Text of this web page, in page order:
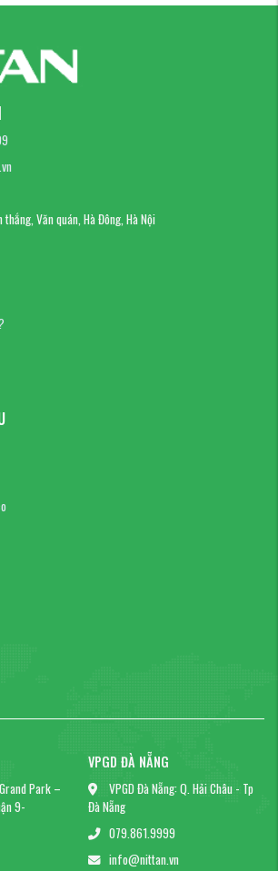
thắng, Văn quán, Hà Đông, Hà Nội
Park –
9-
VPGD ĐÀ NẴNG
VPGD Đà Nẵng: Q. Hải Châu - Tp
Đà Nẵng
079.861.9999
info@nittan.vn